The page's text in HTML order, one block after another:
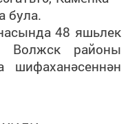
була.
48 яшьлек
Волжск районы